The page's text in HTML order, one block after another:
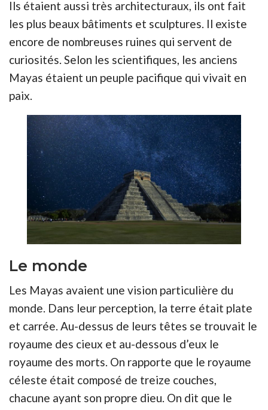
Ils étaient aussi très architecturaux, ils ont fait
les plus beaux bâtiments et sculptures. Il existe
encore de nombreuses ruines qui servent de
curiosités. Selon les scientifiques, les anciens
Mayas étaient un peuple pacifique qui vivait en
paix.
Le monde
Les Mayas avaient une vision particulière du
monde. Dans leur perception, la terre était plate
et carrée. Au-dessus de leurs têtes se trouvait le
royaume des cieux et au-dessous d’eux le
royaume des morts. On rapporte que le royaume
céleste était composé de treize couches,
chacune ayant son propre dieu. On dit que le